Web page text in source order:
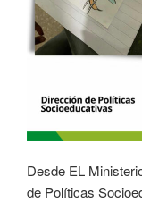
Desde EL
de Políticas